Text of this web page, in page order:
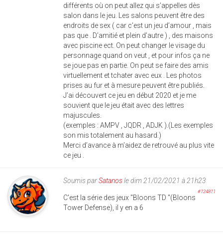
différents où on peut allez qui s’appelles dès
salon dans le jeu. Les salons peuvent être des
endroits de sex ( car c’est un jeu d’amour , mais
pas que . D’amitié et plein d’autre ) , des maisons
avec piscine ect. On peut changer le visage du
personnage quand on veut , et pour infos ça ne
se joue pas en partie. On peut se faire des amis
virtuellement et tchater avec eux . Les photos
prises au fur et à mesure peuvent être publiés.
J’ai découvert ce jeu en début 2020 et je me
souvient que le jeu était avec des lettres
majuscules.
(exemples : AMPV , JQDR , ADJK ).(Les exemples
son mis totalement au hasard.)
Merci d’avance à m’aidez de retrouvé au plus vite
ce jeu .
Soumis parSatanosle dim 21/02/2021 à 21h23
#124811
C'est la série des jeux "Bloons TD "(Bloons
Tower Defense), il y en a 6